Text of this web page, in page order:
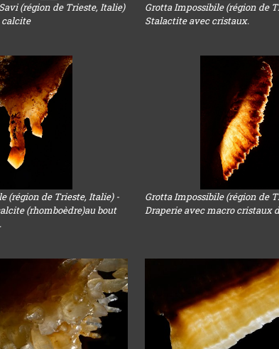
(région de Trieste, Italie)
calcite
Grotta Impossibile (région de
Stalactite avec cristaux.
(région de Trieste, Italie) -
(rhomboèdre)au bout
Grotta Impossibile (région de
Draperie avec macro cristaux